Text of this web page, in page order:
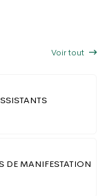
Voir tout
DE MANIFESTATION